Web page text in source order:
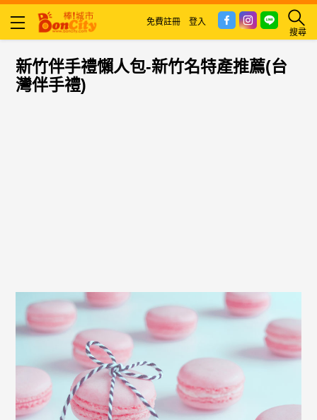
搜尋
免費註冊 登入
新竹伴手禮懶人包-新竹名特產推薦(台
灣伴手禮)